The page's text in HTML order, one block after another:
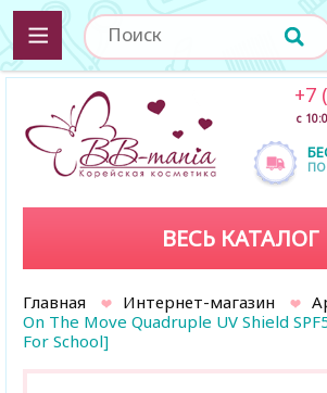
ПО
+7
с
ВЕСЬ КАТАЛОГ
Главная Интернет-магазин
On The Move Quadruple UV Shield
For School]